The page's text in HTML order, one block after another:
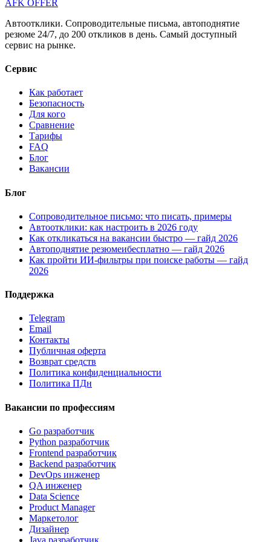
AFK OFFER
Автоотклики. Сопроводительные письма, автоподнятие
резюме 24/7, до 200 откликов в день. Самый доступный
сервис на рынке.
Сервис
Как работает
Безопасность
Для кого
Сравнение
Тарифы
FAQ
Блог
Вакансии
Блог
Сопроводительное письмо: что писать, примеры
Автоотклики: как настроить в 2026 году
Как откликаться на вакансии быстро — гайд 2026
Автоподнятие резюмеибесплатно — гайд 2026
Как пройти ИИ-фильтры при поиске работы — гайд
2026
Поддержка
Telegram
Email
Контакты
Публичная оферта
Возврат средств
Политика конфиденциальности
Политика ПДн
Вакансии по профессиям
Go разработчик
Python разработчик
Frontend разработчик
Backend разработчик
DevOps инженер
QA инженер
Data Science
Product Manager
Маркетолог
Дизайнер
Java разработчик